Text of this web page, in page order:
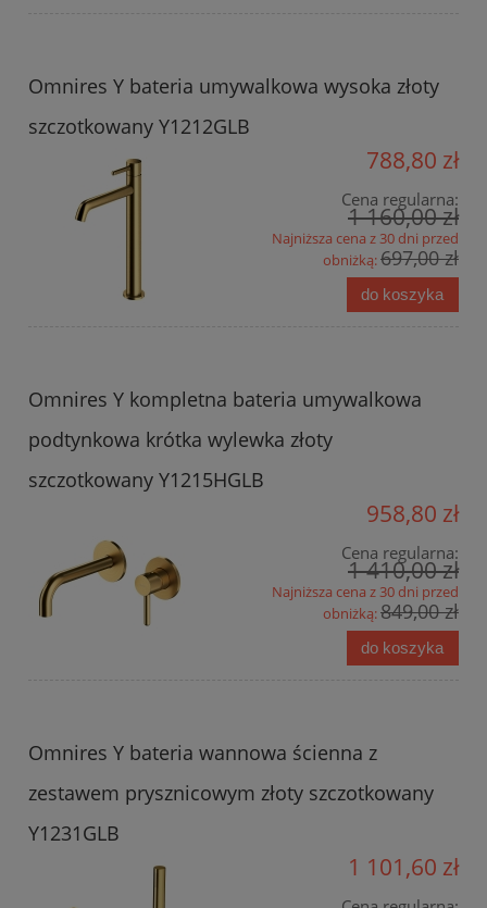
Omnires Y bateria umywalkowa wysoka złoty
szczotkowany Y1212GLB
788,80 zł
Cena regularna:
1 160,00 zł
Najniższa cena z 30 dni przed
obniżką:697,00 zł
do koszyka
Omnires Y kompletna bateria umywalkowa
podtynkowa krótka wylewka złoty
szczotkowany Y1215HGLB
958,80 zł
Cena regularna:
1 410,00 zł
Najniższa cena z 30 dni przed
obniżką:849,00 zł
do koszyka
Omnires Y bateria wannowa ścienna z
zestawem prysznicowym złoty szczotkowany
Y1231GLB
1 101,60 zł